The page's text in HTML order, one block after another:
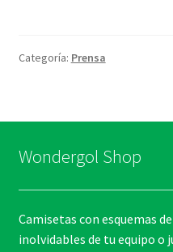
Categoría: Prensa
Wondergol Shop
Camisetas con esquemas
inolvidables de tu equipo o